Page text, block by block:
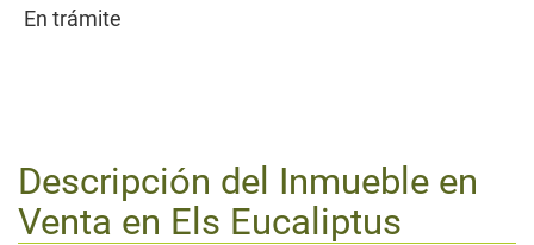
En trámite
Descripción del Inmueble en
Venta en Els Eucaliptus